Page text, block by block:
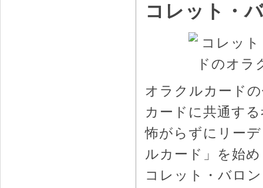
コレット・
オラクルカード
カードに共通す
怖がらずにリー
ルカード」を始
コレット・バロ